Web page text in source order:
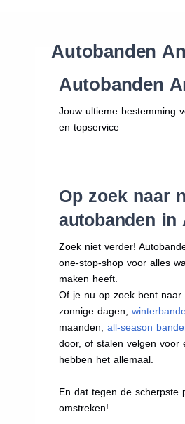
Autobanden
Autobanden
Jouw ultieme bestemming
en topservice
Op zoek naar
autobanden in
Zoek niet verder!
one-stop-shop voor alles
maken heeft.
Of je nu op zoek bent naar
zonnige dagen,
maanden, all-season
door, of stalen velgen voor
hebben het allemaal.
En dat tegen de scherpste
omstreken!